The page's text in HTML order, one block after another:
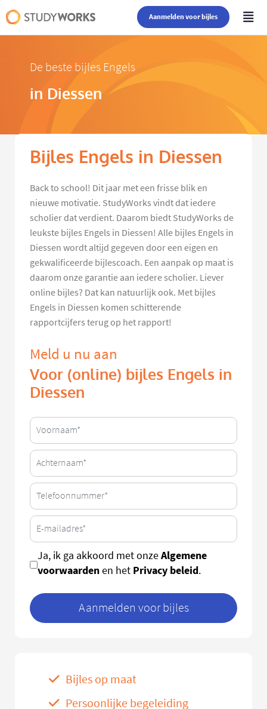
Aanmelden voor bijles
De beste bijles Engels
in Diessen
Bijles Engels in Diessen
Back to school! Dit jaar met een frisse blik en
nieuwe motivatie. StudyWorks vindt dat iedere
scholier dat verdient. Daarom biedt StudyWorks de
leukste bijles Engels in Diessen! Alle bijles Engels in
Diessen wordt altijd gegeven door een eigen en
gekwalificeerde bijlescoach. Een aanpak op maat is
daarom onze garantie aan iedere scholier. Liever
online bijles? Dat kan natuurlijk ook. Met bijles
Engels in Diessen komen schitterende
rapportcijfers terug op het rapport!
Meld u nu aan
Voor (online) bijles Engels in
Diessen
Ja, ik ga akkoord met onzeAlgemene
voorwaardenen het Privacy beleid.
Aanmelden voor bijles
Bijles op maat
Persoonlijke begeleiding